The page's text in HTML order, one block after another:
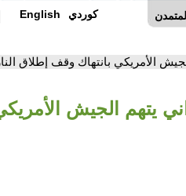
English كوردي
الأمريكي بانتهاك وقف إطلاق
يتهم الجيش